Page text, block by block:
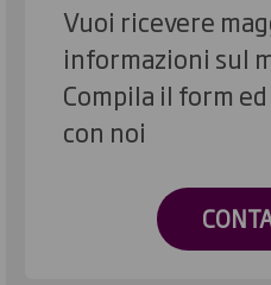
Vuoi ricevere
informazioni sul
Compila il form
con noi